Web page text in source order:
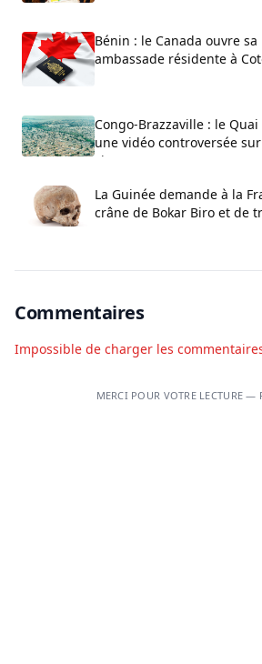
Bénin : le Canada ouvre
ambassade résidente à
Congo-Brazzaville : le
une vidéo controversée
visa
La Guinée demande à la
crâne de Bokar Biro et de
Commentaires
Impossible de charger les
MERCI POUR VOTRE LECTURE —